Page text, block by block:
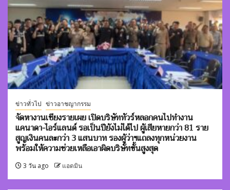
ข่าวทั่วไป ข่าวอาชญากรรม
จัดหางานเชียงรายเผย เปิดบริษัททัวร์หลอกคนไปทำงาน
แคนาดา-ไอร์แลนด์ รอเป็นปียังไม่ได้ไป ผู้เสียหายกว่า 81 ราย
สูญเงินคนละกว่า 3 แสนบาท รองผู้ว่าฯแถลงทุกหน่วยงาน
พร้อมให้ความช่วยเหลือเอาผิดบริษัทขั้นสูงสุด
3 วัน ago แอดมิน